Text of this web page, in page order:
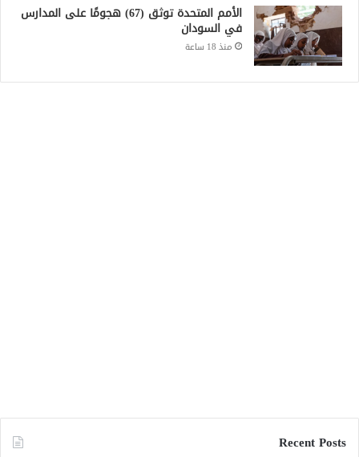
الأمم المتحدة توثق (67) هجومًا على المدارس
في السودان
منذ 18 ساعة
Recent Posts